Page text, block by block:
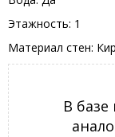
Этажность: 1
Материал стен:
В базе